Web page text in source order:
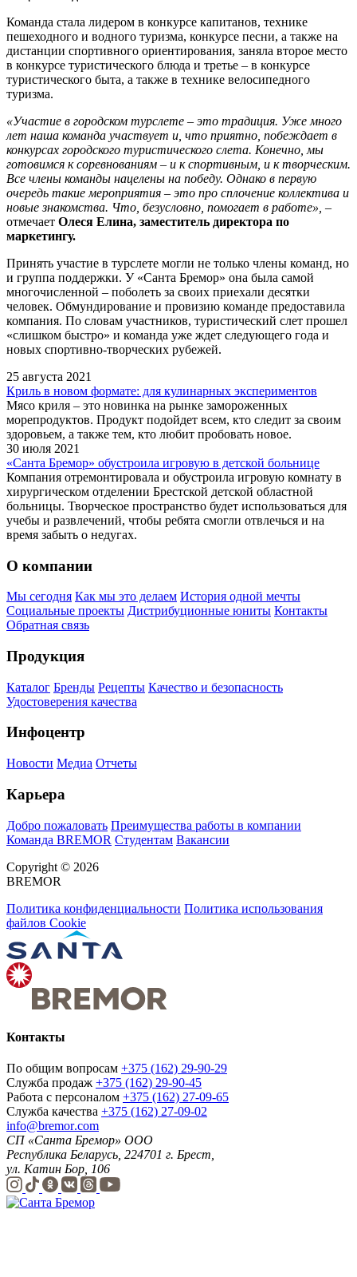
Команда стала лидером в конкурсе капитанов, технике
пешеходного и водного туризма, конкурсе песни, а также на
дистанции спортивного ориентирования, заняла второе место
в конкурсе туристического блюда и третье – в конкурсе
туристического быта, а также в технике велосипедного
туризма.
«Участие в городском турслете – это традиция. Уже много
лет наша команда участвует и, что приятно, побеждает в
конкурсах городского туристического слета. Конечно, мы
готовимся к соревнованиям – и к спортивным, и к творческим.
Все члены команды нацелены на победу. Однако в первую
очередь такие мероприятия – это про сплочение коллектива и
новые знакомства. Что, безусловно, помогает в работе», –
отмечает Олеся Елина, заместитель директора по
маркетингу.
Принять участие в турслете могли не только члены команд, но
и группа поддержки. У «Санта Бремор» она была самой
многочисленной – поболеть за своих приехали десятки
человек. Обмундирование и провизию команде предоставила
компания. По словам участников, туристический слет прошел
«слишком быстро» и команда уже ждет следующего года и
новых спортивно-творческих рубежей.
25 августа 2021
Криль в новом формате: для кулинарных экспериментов
Мясо криля – это новинка на рынке замороженных
морепродуктов. Продукт подойдет всем, кто следит за своим
здоровьем, а также тем, кто любит пробовать новое.
30 июля 2021
«Санта Бремор» обустроила игровую в детской больнице
Компания отремонтировала и обустроила игровую комнату в
хирургическом отделении Брестской детской областной
больницы. Творческое пространство будет использоваться для
учебы и развлечений, чтобы ребята смогли отвлечься и на
время забыть о недугах.
О компании
Мы сегодня Как мы это делаем История одной мечты
Социальные проекты Дистрибуционные юниты Контакты
Обратная связь
Продукция
Каталог Бренды Рецепты Качество и безопасность
Удостоверения качества
Инфоцентр
Новости Медиа Отчеты
Карьера
Добро пожаловать Преимущества работы в компании
Команда BREMOR Студентам Вакансии
Copyright © 2026
BREMOR
Политика конфиденциальности Политика использования
файлов Cookie
Контакты
По общим вопросам +375 (162) 29-90-29
Служба продаж +375 (162) 29-90-45
Работа с персоналом +375 (162) 27-09-65
Служба качества +375 (162) 27-09-02
info@bremor.com
СП «Санта Бремор» ООО
Республика Беларусь, 224701 г. Брест,
ул. Катин Бор, 106